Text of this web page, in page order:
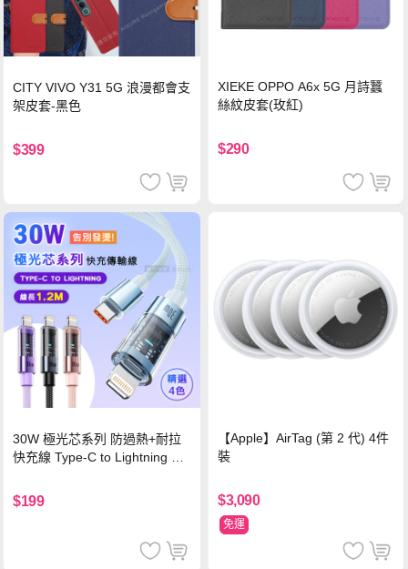
CITY VIVO Y31 5G 浪漫都會支
架皮套-黑色
$399
XIEKE OPPO A6x 5G 月詩蠶
絲紋皮套(玫紅)
$290
30W 極光芯系列 防過熱+耐拉
快充線 Type-C to Lightning 傳
$199
【Apple】AirTag (第 2 代) 4件
裝
$3,090
免運